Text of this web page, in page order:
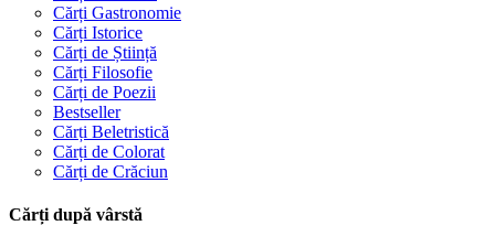
Cărți Gastronomie
Cărți Istorice
Cărți de Știință
Cărți Filosofie
Cărți de Poezii
Bestseller
Cărți Beletristică
Cărți de Colorat
Cărți de Crăciun
Cărți după vârstă